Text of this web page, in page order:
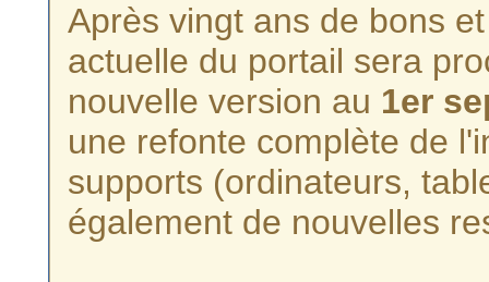
Après vingt ans de bons
actuelle du portail sera
nouvelle version au 1er
une refonte complète de
supports (ordinateurs,
également de nouvelles